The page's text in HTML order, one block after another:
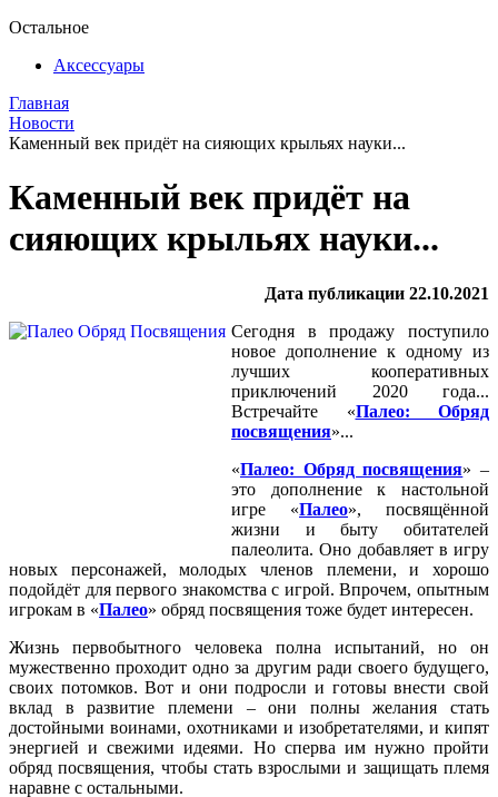
Остальное
Аксессуары
Главная
Новости
Каменный век придёт на сияющих крыльях науки...
Каменный век придёт на
сияющих крыльях науки...
Дата публикации 22.10.2021
Сегодня в продажу поступило
новое дополнение к одному из
лучших кооперативных
приключений 2020 года...
Встречайте «Палео: Обряд
посвящения»...
«Палео: Обряд посвящения» –
это дополнение к настольной
игре «Палео», посвящённой
жизни и быту обитателей
палеолита. Оно добавляет в игру
новых персонажей, молодых членов племени, и хорошо
подойдёт для первого знакомства с игрой. Впрочем, опытным
игрокам в «Палео» обряд посвящения тоже будет интересен.
Жизнь первобытного человека полна испытаний, но он
мужественно проходит одно за другим ради своего будущего,
своих потомков. Вот и они подросли и готовы внести свой
вклад в развитие племени – они полны желания стать
достойными воинами, охотниками и изобретателями, и кипят
энергией и свежими идеями. Но сперва им нужно пройти
обряд посвящения, чтобы стать взрослыми и защищать племя
наравне с остальными.